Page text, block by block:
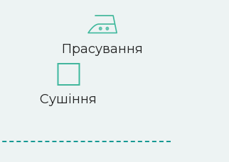
Прасування
Сушіння